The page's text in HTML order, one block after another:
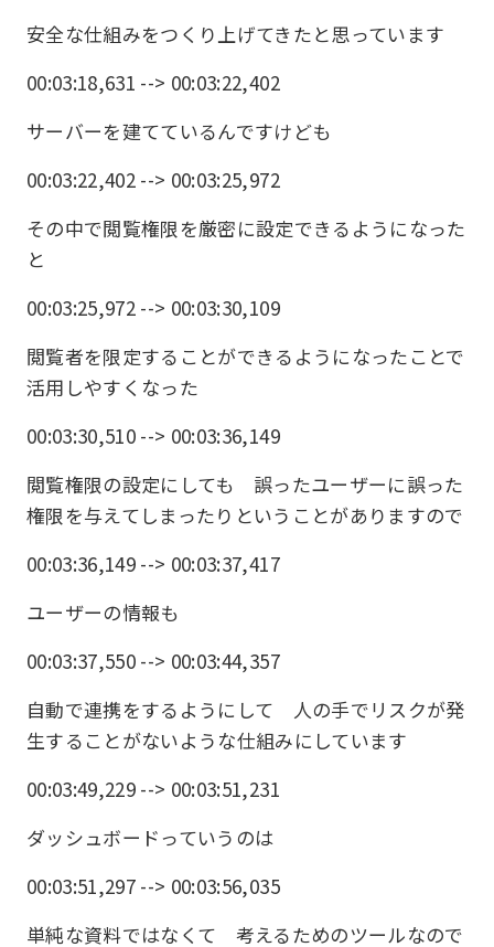
安全な仕組みをつくり上げてきたと思っています
00:03:18,631 --> 00:03:22,402
サーバーを建てているんですけども
00:03:22,402 --> 00:03:25,972
その中で閲覧権限を厳密に設定できるようになった
と
00:03:25,972 --> 00:03:30,109
閲覧者を限定することができるようになったことで
活用しやすくなった
00:03:30,510 --> 00:03:36,149
閲覧権限の設定にしても 誤ったユーザーに誤った
権限を与えてしまったりということがありますので
00:03:36,149 --> 00:03:37,417
ユーザーの情報も
00:03:37,550 --> 00:03:44,357
自動で連携をするようにして 人の手でリスクが発
生することがないような仕組みにしています
00:03:49,229 --> 00:03:51,231
ダッシュボードっていうのは
00:03:51,297 --> 00:03:56,035
単純な資料ではなくて 考えるためのツールなので